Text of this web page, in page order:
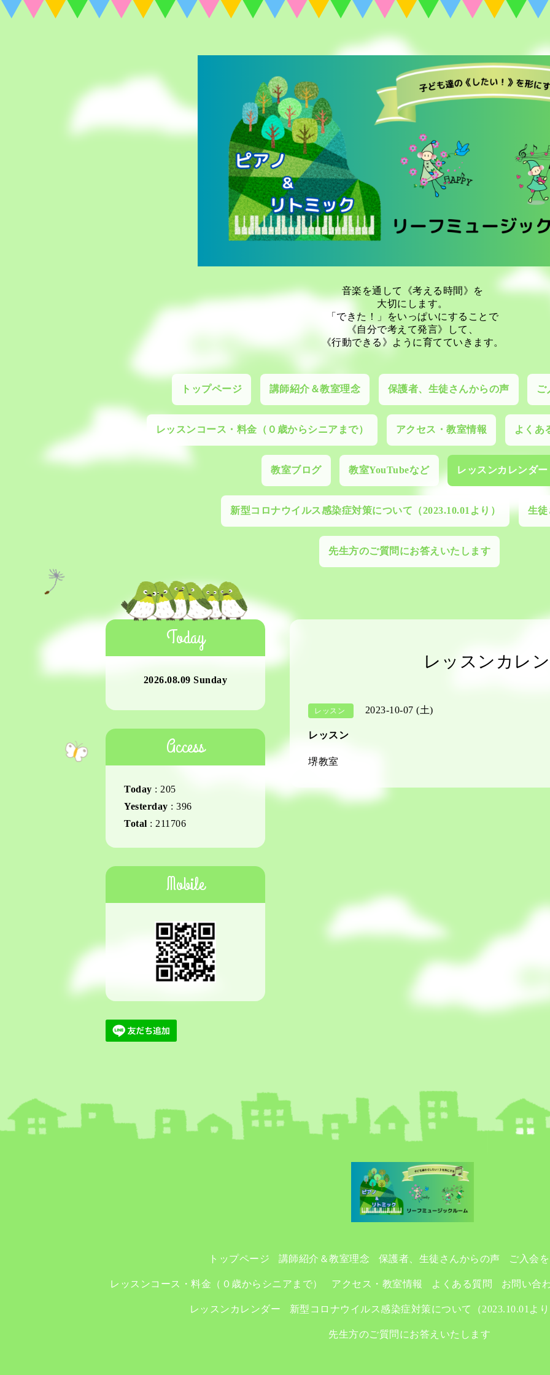
音楽を通して《考える時間》を
大切にします。
「できた！」をいっぱいにすることで
《自分で考えて発言》して、
《行動できる》ように育てていきます。
トップページ 講師紹介＆教室理念 保護者、生徒さんからの声 ご
レッスンコース・料金（０歳からシニアまで） アクセス・教室情報 よくあ
教室ブログ 教室YouTubeなど レッスンカレンダー
新型コロナウイルス感染症対策について（2023.10.01より） 生
先生方のご質問にお答えいたします
レッスンカレ
レッスン 2023-10-07 (土)
レッスン
堺教室
Today
2026.08.09 Sunday
Access
Today : 205
Yesterday : 396
Total : 211706
Mobile
トップページ 講師紹介＆教室理念 保護者、生徒さんからの声 ご入会
レッスンコース・料金（０歳からシニアまで） アクセス・教室情報 よくある質問 お問い合
レッスンカレンダー 新型コロナウイルス感染症対策について（2023.10.01よ
先生方のご質問にお答えいたします